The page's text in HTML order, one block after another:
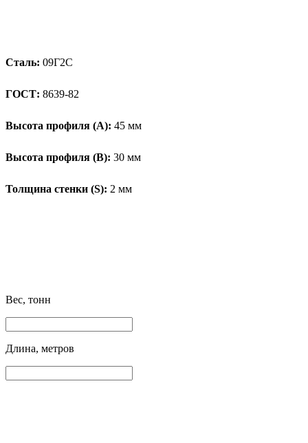
Сталь: 09Г2С
ГОСТ: 8639-82
Высота профиля (А): 45 мм
Высота профиля (B): 30 мм
Толщина стенки (S): 2 мм
Вес, тонн
Длина, метров